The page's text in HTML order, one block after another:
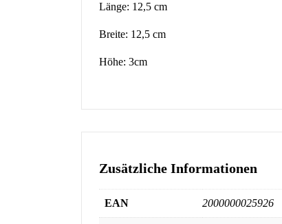
Länge: 12,5 cm
Breite: 12,5 cm
Höhe: 3cm
Zusätzliche Informationen
EAN 2000000025926